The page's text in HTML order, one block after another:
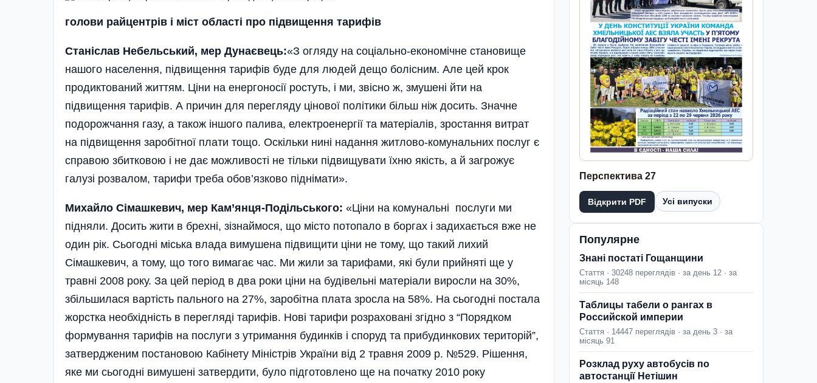
голови райцентрiв i мiст областi про пiдвищення тарифiв
Станіслав Небельський, мер Дунаєвець:«З огляду на соціально-економічне становище
нашого населення, підвищення тарифів буде для людей дещо болісним. Але цей крок
продиктований життям. Ціни на енергоносії ростуть, і ми, звісно ж, змушені йти на
підвищення тарифів. А причин для перегляду цінової політики більш ніж досить. Значне
подорожчання газу, а також іншого палива, електроенергії та матеріалів, зростання витрат
на підвищення заробітної плати тощо. Оскільки нині надання житлово-комунальних послуг є
справою збитковою і не дає можливості не тільки підвищувати їхню якість, а й загрожує
галузі розвалом, тарифи треба обов’язково піднімати».
Михайло Сімашкевич, мер Кам’янця-Поді­льського: «Ціни на комунальні послуги ми
підняли. Досить жити в брехні, зізнаймося, що місто потопало в боргах і задихається вже не
один рік. Сьогодні міська влада вимушена підвищити ціни не тому, що такий лихий
Сімашкевич, а тому, що того вимагає час. Ми жили за тарифами, які були прийняті ще у
травні 2008 року. За цей період в два роки ціни на будівельні матеріали виросли на 30%,
збільшилася вартість пального на 27%, заробітна плата зросла на 58%. На сьогодні постала
жорстка необхідність в перегляді тарифів. Нові тарифи розраховані згідно з “Порядком
формування тарифів на послуги з утримання будинків і споруд та прибудинкових територій”,
затвердженим постановою Кабінету Міністрів України від 2 травня 2009 р. №529. Рішення,
яке ми сьогодні вимушені затвердити, було підготовлено ще на початку 2010 року
Перспектива 27
Відкрити PDF Усі випуски
Популярне
Знані постаті Гощанщини
Стаття · 30248 переглядів · за день 12 · за
місяць 148
Таблицы табели о рангах в
Российской империи
Стаття · 14447 переглядів · за день 3 · за
місяць 91
Розклад руху автобусів по
автостанції Нетішин